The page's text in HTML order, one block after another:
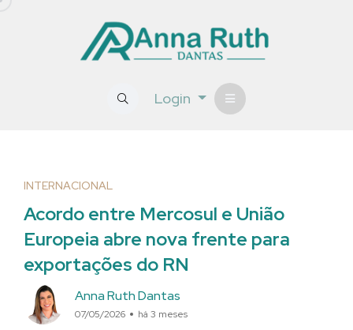
Login
INTERNACIONAL
Acordo entre Mercosul e União
Europeia abre nova frente para
exportações do RN
Anna Ruth Dantas
07/05/2026 há 3 meses